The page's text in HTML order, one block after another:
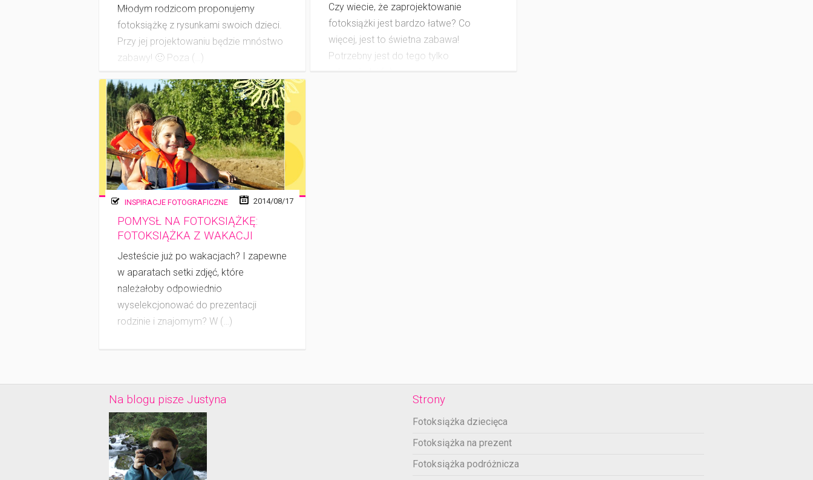
Młodym rodzicom proponujemy
fotoksiążkę z rysunkami swoich dzieci.
Przy jej projektowaniu będzie mnóstwo
zabawy! 🙂 Poza (…)
Czy wiecie, że zaprojektowanie
fotoksiążki jest bardzo łatwe? Co
więcej, jest to świetna zabawa!
Potrzebny jest do tego tylko
INSPIRACJE FOTOGRAFICZNE 2014/08/17
POMYSŁ NA FOTOKSIĄŻKĘ:
FOTOKSIĄŻKA Z WAKACJI
Jesteście już po wakacjach? I zapewne
w aparatach setki zdjęć, które
należałoby odpowiednio
wyselekcjonować do prezentacji
rodzinie i znajomym? W (…)
Na blogu pisze Justyna Strony
Fotoksiążka dziecięca
Fotoksiążka na prezent
Fotoksiążka podróżnicza